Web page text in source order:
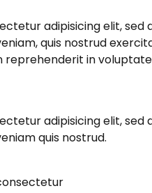
adipisicing elit,
quis nostrud
reprehenderit in
adipisicing elit,
quis nostrud.